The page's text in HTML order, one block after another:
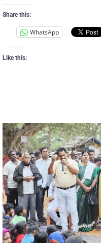
Share this:
WhatsApp
Like this: